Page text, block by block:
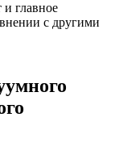
и главное
с другими